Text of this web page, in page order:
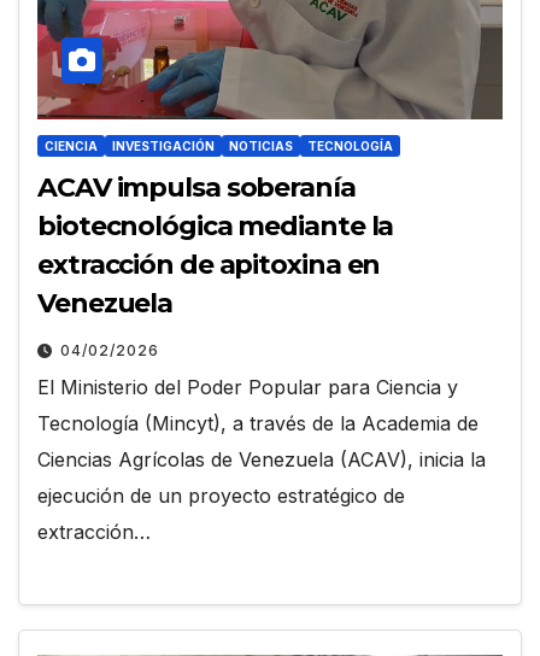
CIENCIA INVESTIGACIÓN NOTICIAS TECNOLOGÍA
ACAV impulsa soberanía
biotecnológica mediante la
extracción de apitoxina en
Venezuela
04/02/2026
El Ministerio del Poder Popular para Ciencia y
Tecnología (Mincyt), a través de la Academia de
Ciencias Agrícolas de Venezuela (ACAV), inicia la
ejecución de un proyecto estratégico de
extracción…